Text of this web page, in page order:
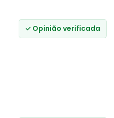
✓ Opinião verificada